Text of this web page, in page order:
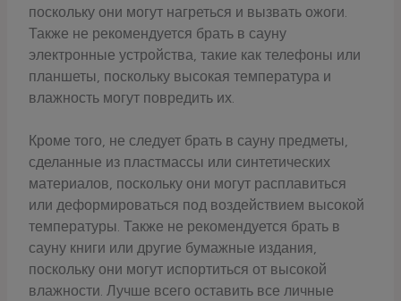
поскольку они могут нагреться и вызвать ожоги.
Также не рекомендуется брать в сауну
электронные устройства, такие как телефоны или
планшеты, поскольку высокая температура и
влажность могут повредить их.
Кроме того, не следует брать в сауну предметы,
сделанные из пластмассы или синтетических
материалов, поскольку они могут расплавиться
или деформироваться под воздействием высокой
температуры. Также не рекомендуется брать в
сауну книги или другие бумажные издания,
поскольку они могут испортиться от высокой
влажности. Лучше всего оставить все личные